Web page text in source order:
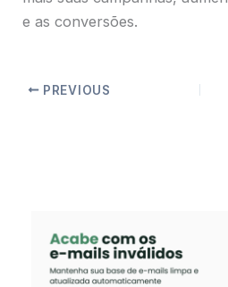
e as conversões.
PREVIOUS